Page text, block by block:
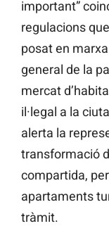
important”
regulacions
posat en
general de la
mercat
il·legal a la
alerta la
transformació
compartida,
apartaments
tràmit.